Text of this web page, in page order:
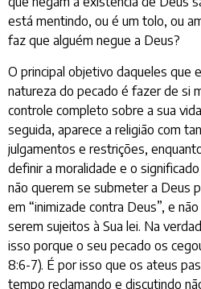
está mentindo, ou é um tolo, ou
faz que alguém negue a Deus?
O principal objetivo daqueles que
natureza do pecado é fazer de si
controle completo sobre a sua
seguida, aparece a religião com
julgamentos e restrições,
definir a moralidade e o
não querem se submeter a Deus
em “inimizade contra Deus”, e
serem sujeitos à Sua lei. Na
isso porque o seu pecado os
8:6-7). É por isso que os ateus
tempo reclamando e discutindo